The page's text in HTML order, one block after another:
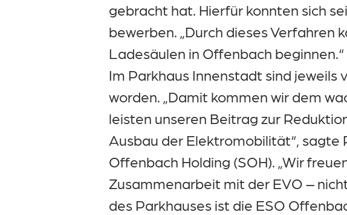
gebracht hat. Hierfür konnten sich
bewerben. „Durch dieses Verfahren
Ladesäulen in Offenbach beginnen.“
Im Parkhaus Innenstadt sind
worden. „Damit kommen wir dem
leisten unseren Beitrag zur
Ausbau der Elektromobilität“,
Offenbach Holding (SOH). „Wir
Zusammenarbeit mit der EVO –
des Parkhauses ist die ESO